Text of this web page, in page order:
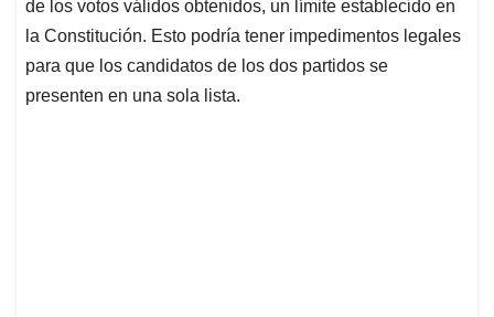
de los votos válidos obtenidos, un límite establecido en
la Constitución. Esto podría tener impedimentos legales
para que los candidatos de los dos partidos se
presenten en una sola lista.